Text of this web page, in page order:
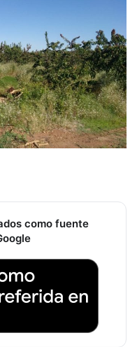
como fuente